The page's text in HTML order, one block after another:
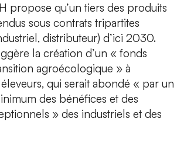
propose qu’un tiers des produits
sous contrats tripartites
distributeur) d’ici 2030.
la création d’un « fonds
agroécologique » à
qui serait abondé « par un
des bénéfices et des
» des industriels et des